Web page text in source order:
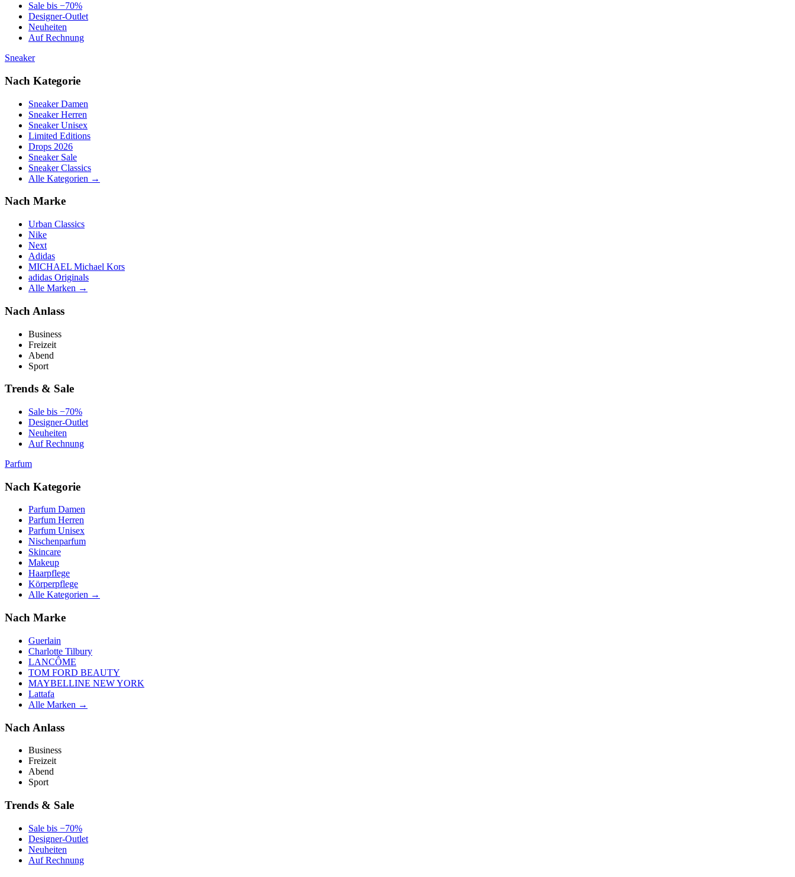
Sale bis −70%
Designer-Outlet
Neuheiten
Auf Rechnung
Sneaker
Nach Kategorie
Sneaker Damen
Sneaker Herren
Sneaker Unisex
Limited Editions
Drops 2026
Sneaker Sale
Sneaker Classics
Alle Kategorien →
Nach Marke
Urban Classics
Nike
Next
Adidas
MICHAEL Michael Kors
adidas Originals
Alle Marken →
Nach Anlass
Business
Freizeit
Abend
Sport
Trends & Sale
Sale bis −70%
Designer-Outlet
Neuheiten
Auf Rechnung
Parfum
Nach Kategorie
Parfum Damen
Parfum Herren
Parfum Unisex
Nischenparfum
Skincare
Makeup
Haarpflege
Körperpflege
Alle Kategorien →
Nach Marke
Guerlain
Charlotte Tilbury
LANCÔME
TOM FORD BEAUTY
MAYBELLINE NEW YORK
Lattafa
Alle Marken →
Nach Anlass
Business
Freizeit
Abend
Sport
Trends & Sale
Sale bis −70%
Designer-Outlet
Neuheiten
Auf Rechnung